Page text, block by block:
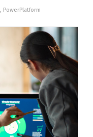
PowerPlatform